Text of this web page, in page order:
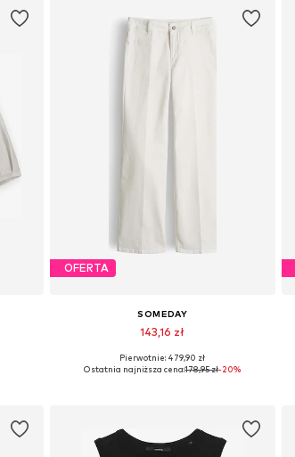
OFERTA
SOMEDAY
143,16 zł
Dostępne rozmiary: 25-26, 29, 30-31, 32-34
Pierwotnie: 479,90 zł
Ostatnia najniższa cena:178,95 zł-20%